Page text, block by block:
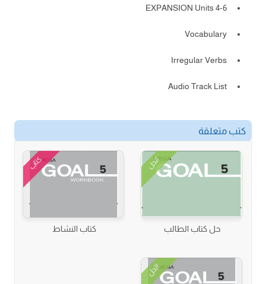
EXPANSION Units 4-6
Vocabulary
Irregular Verbs
Audio Track List
كتب متعلقة
الحل
حل كتاب الطالب
كتاب
كتاب النشاط
الحل